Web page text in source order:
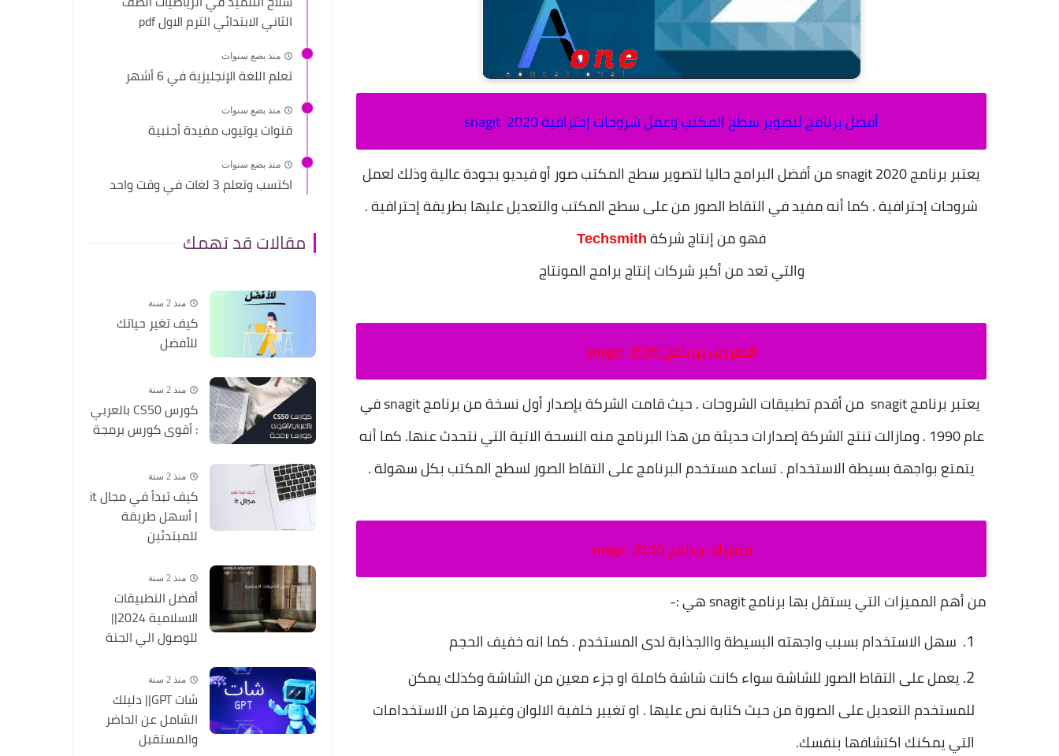
أفضل برنامج لتصوير سطح المكتب وعمل شروحات إحترافية snagit 2020
يعتبر برنامج snagit 2020 من أفضل البرامج حاليا لتصوير سطح المكتب صور أو فيديو بجودة عالية وذلك لعمل
شروحات إحترافية . كما أنه مفيد في التقاط الصور من على سطح المكتب والتعديل عليها بطريقة إحترافية .
فهو من إنتاج شركة Techsmith
والتي تعد من أكبر شركات إنتاج برامج المونتاج
التعريف ببرنامج snagit 2020
يعتبر برنامج snagit من أقدم تطبيقات الشروحات . حيث قامت الشركة بإصدار أول نسخة من برنامج snagit في
عام 1990 . ومازالت تنتج الشركة إصدارات حديثة من هذا البرنامج منه النسحة الاتية التي نتحدث عنها. كما أنه
يتمتع بواجهة بسيطة الاستخدام . تساعد مستخدم البرنامج على التقاط الصور لسطح المكتب بكل سهولة .
مميزات برنامج snagit 2020
من أهم المميزات التي يستقل بها برنامج snagit هي :-
سهل الاستخدام بسبب واجهته البسيطة واالجذابة لدى المستخدم . كما انه خفيف الحجم
يعمل على التقاط الصور للشاشة سواء كانت شاشة كاملة او جزء معين من الشاشة وكذلك يمكن
للمستخدم التعديل على الصورة من حيث كتابة نص عليها . او تغيير خلفية الالوان وغيرها من الاستخدامات
التي يمكنك اكتشافها بنفسك.
الثاني الابتدائي الترم الاول pdf
منذ بضع سنوات
تعلم اللغة الإنجليزية في 6 أشهر
منذ بضع سنوات
قنوات يوتيوب مفيدة أجنبية
منذ بضع سنوات
اكتسب وتعلم 3 لغات في وقت واحد
مقالات قد تهمك
منذ 2 سنة
كيف تغير حياتك
للأفضل
منذ 2 سنة
كورس CS50 بالعربي
: أقوى كورس برمجة
منذ 2 سنة
كيف تبدأ في مجال it
| أسهل طريقة
للمبتدئين
منذ 2 سنة
أفضل التطبيقات
الاسلامية 2024||
للوصول الي الجنة
منذ 2 سنة
شات GPT|| دليلك
الشامل عن الحاضر
والمستقبل